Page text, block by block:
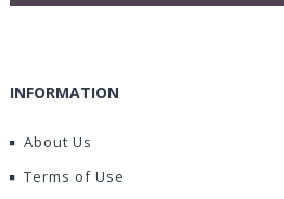
INFORMATION
About Us
Terms of Use